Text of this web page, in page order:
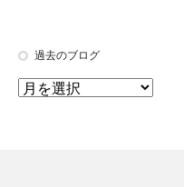
過去のブログ